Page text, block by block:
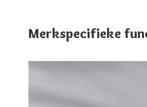
Merkspecifieke